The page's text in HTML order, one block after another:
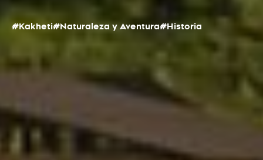
#Kakheti#Naturaleza y Aventura#Historia